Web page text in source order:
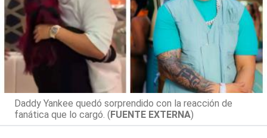
Daddy Yankee quedó sorprendido con la reacción de
fanática que lo cargó. (FUENTE EXTERNA)